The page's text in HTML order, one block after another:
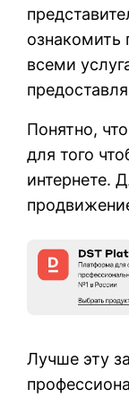
ознакомить
всеми
Понятно,
для того
интернете.
Лучше эту